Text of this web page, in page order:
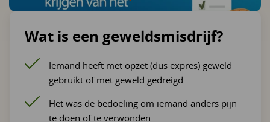
Wat is een geweldsmisdrijf?
Iemand heeft met opzet (dus expres) geweld
gebruikt of met geweld gedreigd.
Het was de bedoeling om iemand anders pijn
te doen of te verwonden.